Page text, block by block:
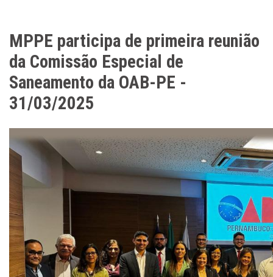
MPPE participa de primeira reunião
da Comissão Especial de
Saneamento da OAB-PE -
31/03/2025